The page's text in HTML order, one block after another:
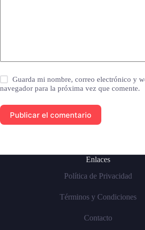
Guarda mi nombre, correo electrónico y
navegador para la próxima vez que comente.
Publicar el comentario
Enlaces
Política de Privacidad
Términos y Condiciones
Contacto